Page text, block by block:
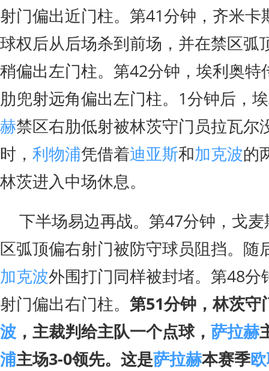
射门偏出近门柱。第41分钟，齐米卡
球权后从后场杀到前场，并在禁区弧
稍偏出左门柱。第42分钟，埃利奥特
肋兜射远角偏出左门柱。1分钟后，
赫禁区右肋低射被林茨守门员拉瓦尔
时， 利物浦凭借着迪亚斯和加克波的
林茨进入中场休息。
下半场易边再战。第47分钟，戈
区弧顶偏右射门被防守球员阻挡。随
加克波外围打门同样被封堵。第48分
射门偏出右门柱。 第51分钟，林茨守
波，主裁判给主队一个点球， 萨拉赫
浦主场3-0领先。这是萨拉赫本赛季